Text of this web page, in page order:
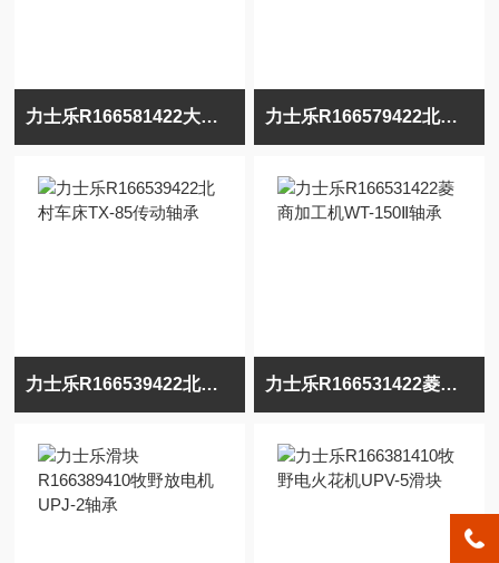
力士乐R166581422大隈4轴车床LU-S1600轴承 力士乐R166579422北村钻孔攻丝机TC-S2D轴承
力士乐R166539422北村车床TX-85传动轴承 力士乐R166531422菱商加工机WT-150Ⅱ轴承